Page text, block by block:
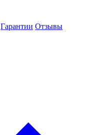
Гарантии Отзывы